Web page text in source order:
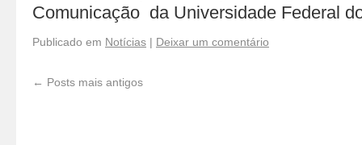
Comunicação da Universidade Federal
Publicado em Notícias | Deixar um comentário
← Posts mais antigos